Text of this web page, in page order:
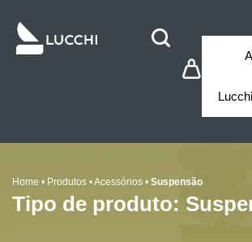
A
Lucchi
Home • Produtos •Acessórios • Suspensão
Tipo de produto: